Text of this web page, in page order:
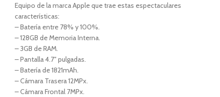
Equipo de la marca Apple que trae estas espectaculares
características:
– Batería entre 78% y 100%.
– 128GB de Memoria Interna.
– 3GB de RAM.
– Pantalla 4.7″ pulgadas.
– Batería de 1821mAh.
– Cámara Trasera 12MPx.
– Cámara Frontal 7MPx.